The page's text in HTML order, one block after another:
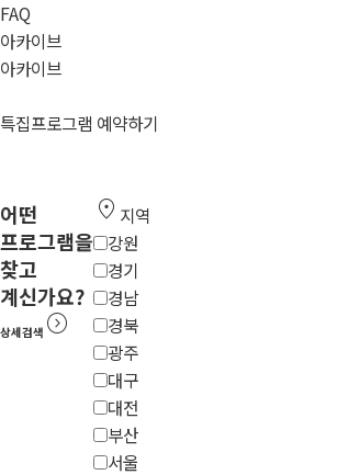
FAQ
아카이브
아카이브
특집프로그램 예약하기
어떤
프로그램을
찾고
계신가요?
상세검색 expand_circle_right
location_on 지역
강원
경기
경남
경북
광주
대구
대전
부산
서울